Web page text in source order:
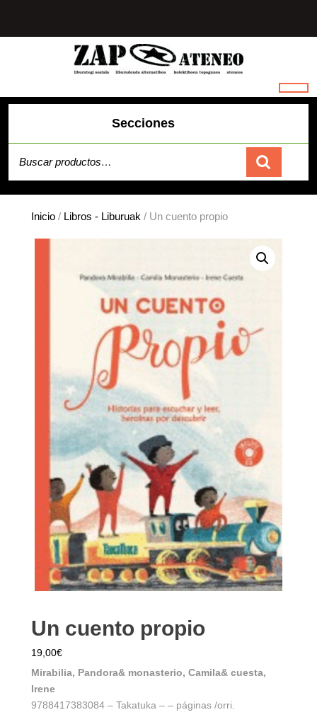
contenido
Secciones
Carrito
Inicio / Libros - Liburuak / Un cuento propio
Un cuento propio
19,00€
Mirabilia, Pandora& monasterio, Camila& cuesta,
Irene
9788417383084 – Takatuka – – páginas /orri.